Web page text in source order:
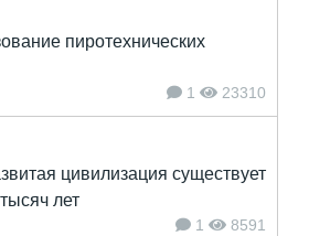
пиротехнических
1 23310
цивилизация существует
лет
1 8591